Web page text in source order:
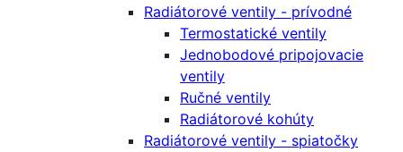
Radiátorové ventily - prívodné
Termostatické ventily
Jednobodové pripojovacie
ventily
Ručné ventily
Radiátorové kohúty
Radiátorové ventily - spiatočky